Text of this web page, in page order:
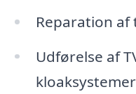
Reparation
Udførelse af
kloaksystemer